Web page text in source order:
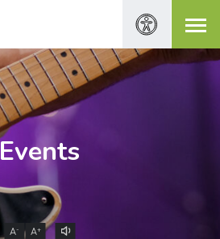
Events
A- A+